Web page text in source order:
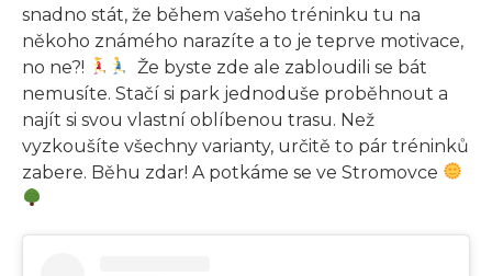
snadno stát, že během vašeho tréninku tu na
někoho známého narazíte a to je teprve motivace,
no ne?!
Že byste zde ale zabloudili se bát
nemusíte. Stačí si park jednoduše proběhnout a
najít si svou vlastní oblíbenou trasu. Než
vyzkoušíte všechny varianty, určitě to pár tréninků
zabere. Běhu zdar! A potkáme se ve Stromovce